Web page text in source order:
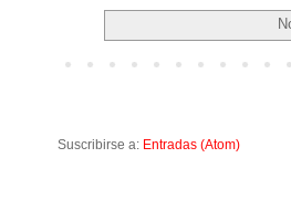
Suscribirse a: Entradas (Atom)